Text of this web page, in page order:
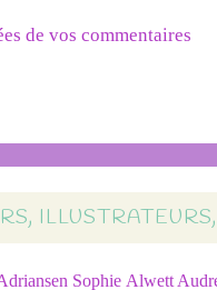
de vos commentaires
Sophie Alwett